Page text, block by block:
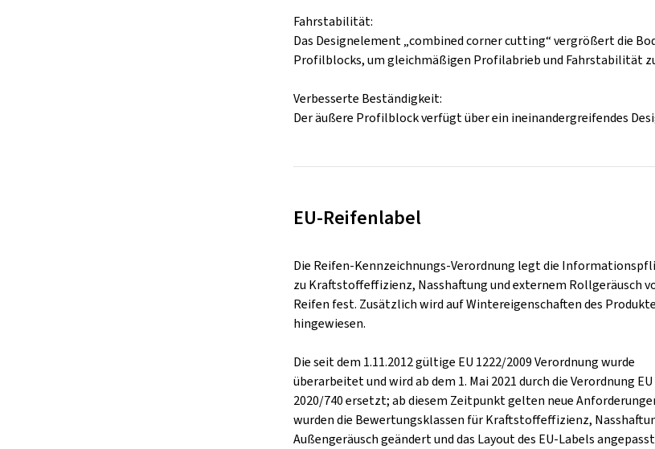
Fahrstabilität:
Das Designelement „combined corner cutting“ vergrößert die
Profilblocks, um gleichmäßigen Profilabrieb und Fahrstabilität
Verbesserte Beständigkeit:
Der äußere Profilblock verfügt über ein ineinandergreifendes
EU-Reifenlabel
Die Reifen-Kennzeichnungs-Verordnung legt die
zu Kraftstoffeffizienz, Nasshaftung und externem Rollgeräusch
Reifen fest. Zusätzlich wird auf Wintereigenschaften des
hingewiesen.
Die seit dem 1.11.2012 gültige EU 1222/2009 Verordnung wurde
überarbeitet und wird ab dem 1. Mai 2021 durch die Verordnung EU
2020/740 ersetzt; ab diesem Zeitpunkt gelten neue
wurden die Bewertungsklassen für Kraftstoffeffizienz,
Außengeräusch geändert und das Layout des EU-Labels